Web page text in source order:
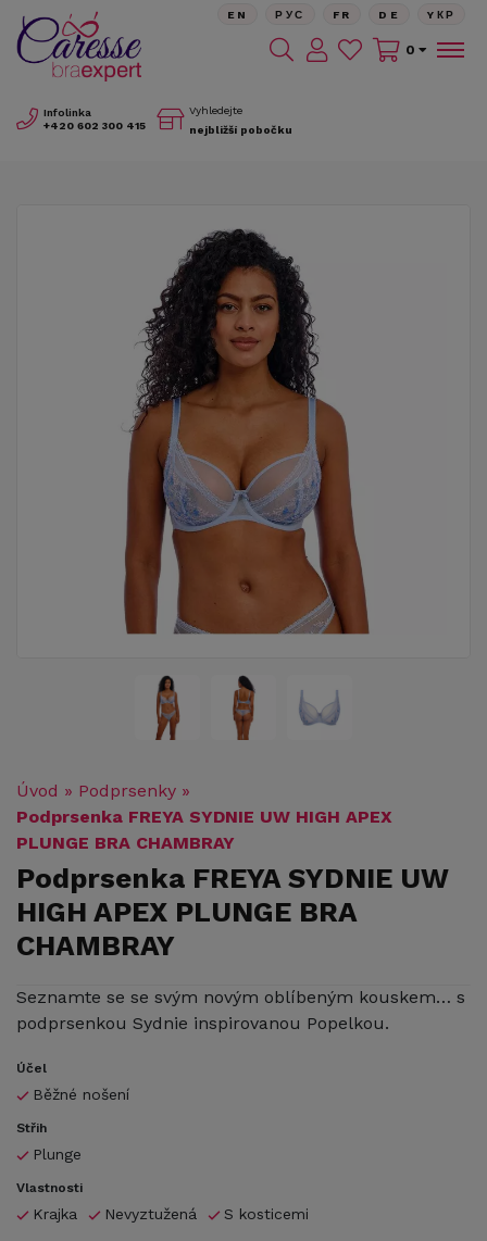
Infolinka
+420 602 300 415
Vyhledejte
nejbližší pobočku
EN РУС FR DE YКР
0
Úvod » Podprsenky »
Podprsenka FREYA SYDNIE UW HIGH APEX
PLUNGE BRA CHAMBRAY
Podprsenka FREYA SYDNIE UW
HIGH APEX PLUNGE BRA
CHAMBRAY
Seznamte se se svým novým oblíbeným kouskem… s
podprsenkou Sydnie inspirovanou Popelkou.
Účel
Běžné nošení
Střih
Plunge
Vlastnosti
Krajka Nevyztužená S kosticemi